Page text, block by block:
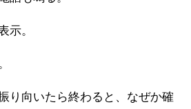
示。
り向いたら終わると、なぜか確